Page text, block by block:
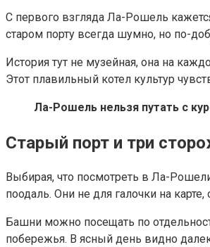
С первого взгляда Ла-Рошель
старом порту всегда шумно, но по-
История тут не музейная, она на
Этот плавильный котел культур
Ла-Рошель нельзя путать с
Старый порт и три
Выбирая, что посмотреть в Ла-
поодаль. Они не для галочки на
Башни можно посещать по
побережья. В ясный день видно